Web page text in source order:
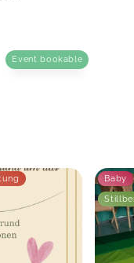
Event bookable
Baby